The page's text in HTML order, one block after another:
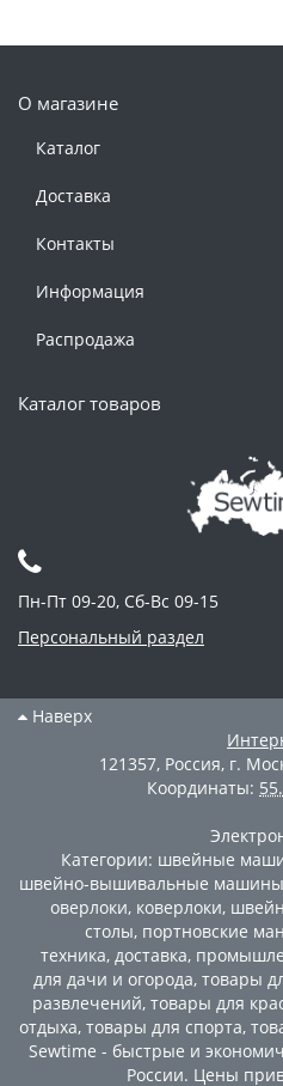
О магазине
Каталог
Доставка
Контакты
Информация
Распродажа
Каталог товаров
Пн-Пт 09-20, Сб-Вс 09-15
Персональный раздел
Наверх
121357, Россия, г.
Координаты:
Категории: швейные
швейно-вышивальные машины
оверлоки, коверлоки,
столы, портновские
техника, доставка,
для дачи и огорода, товары
развлечений, товары для
отдыха, товары для спорта,
Sewtime - быстрые и
России. Цены